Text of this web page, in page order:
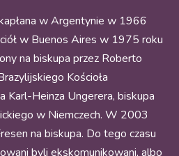
w Argentynie w 1966
w Buenos Aires w 1975 roku
na biskupa przez Roberto
Kościoła
Karl-Heinza Ungerera, biskupa
w Niemczech. W 2003
na biskupa. Do tego czasu
byli ekskomunikowani, albo